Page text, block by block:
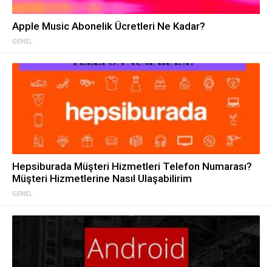
GENEL
Apple Music Abonelik Ücretleri Ne Kadar?
GENEL
Hepsiburada Müşteri Hizmetleri Telefon Numarası?
Müşteri Hizmetlerine Nasıl Ulaşabilirim